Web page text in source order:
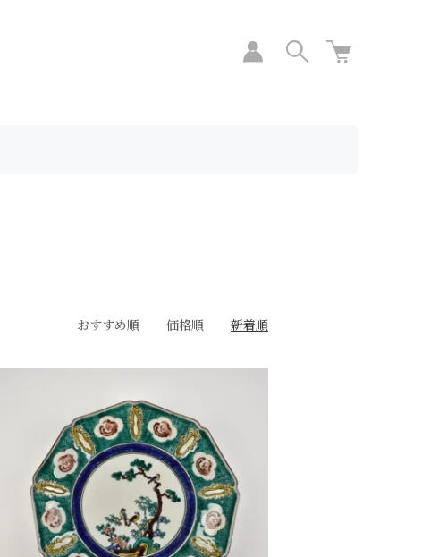
おすすめ順 価格順 新着順